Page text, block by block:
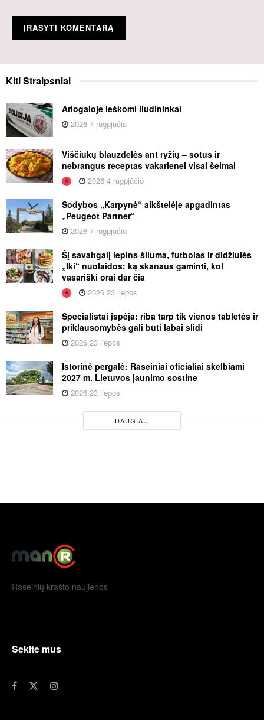
KitiStraipsniai
Ariogaloje ieškomi liudininkai
2026 7 rugpjūčio
Viščiukų blauzdelės ant ryžių – sotus ir
nebrangus receptas vakarienei visai šeimai
2026 4 rugpjūčio
Sodybos „Karpynė“ aikštelėje apgadintas
„Peugeot Partner“
2026 7 rugpjūčio
Šį savaitgalį lepins šiluma, futbolas ir didžiulės
„Iki“ nuolaidos: ką skanaus gaminti, kol
vasariški orai dar čia
2026 23 liepos
Specialistai įspėja: riba tarp tik vienos tabletės ir
priklausomybės gali būti labai slidi
2026 23 liepos
Istorinė pergalė: Raseiniai oficialiai skelbiami
2027 m. Lietuvos jaunimo sostine
2026 23 liepos
DAUGIAU
Raseinių krašto naujienos
Sekite mus